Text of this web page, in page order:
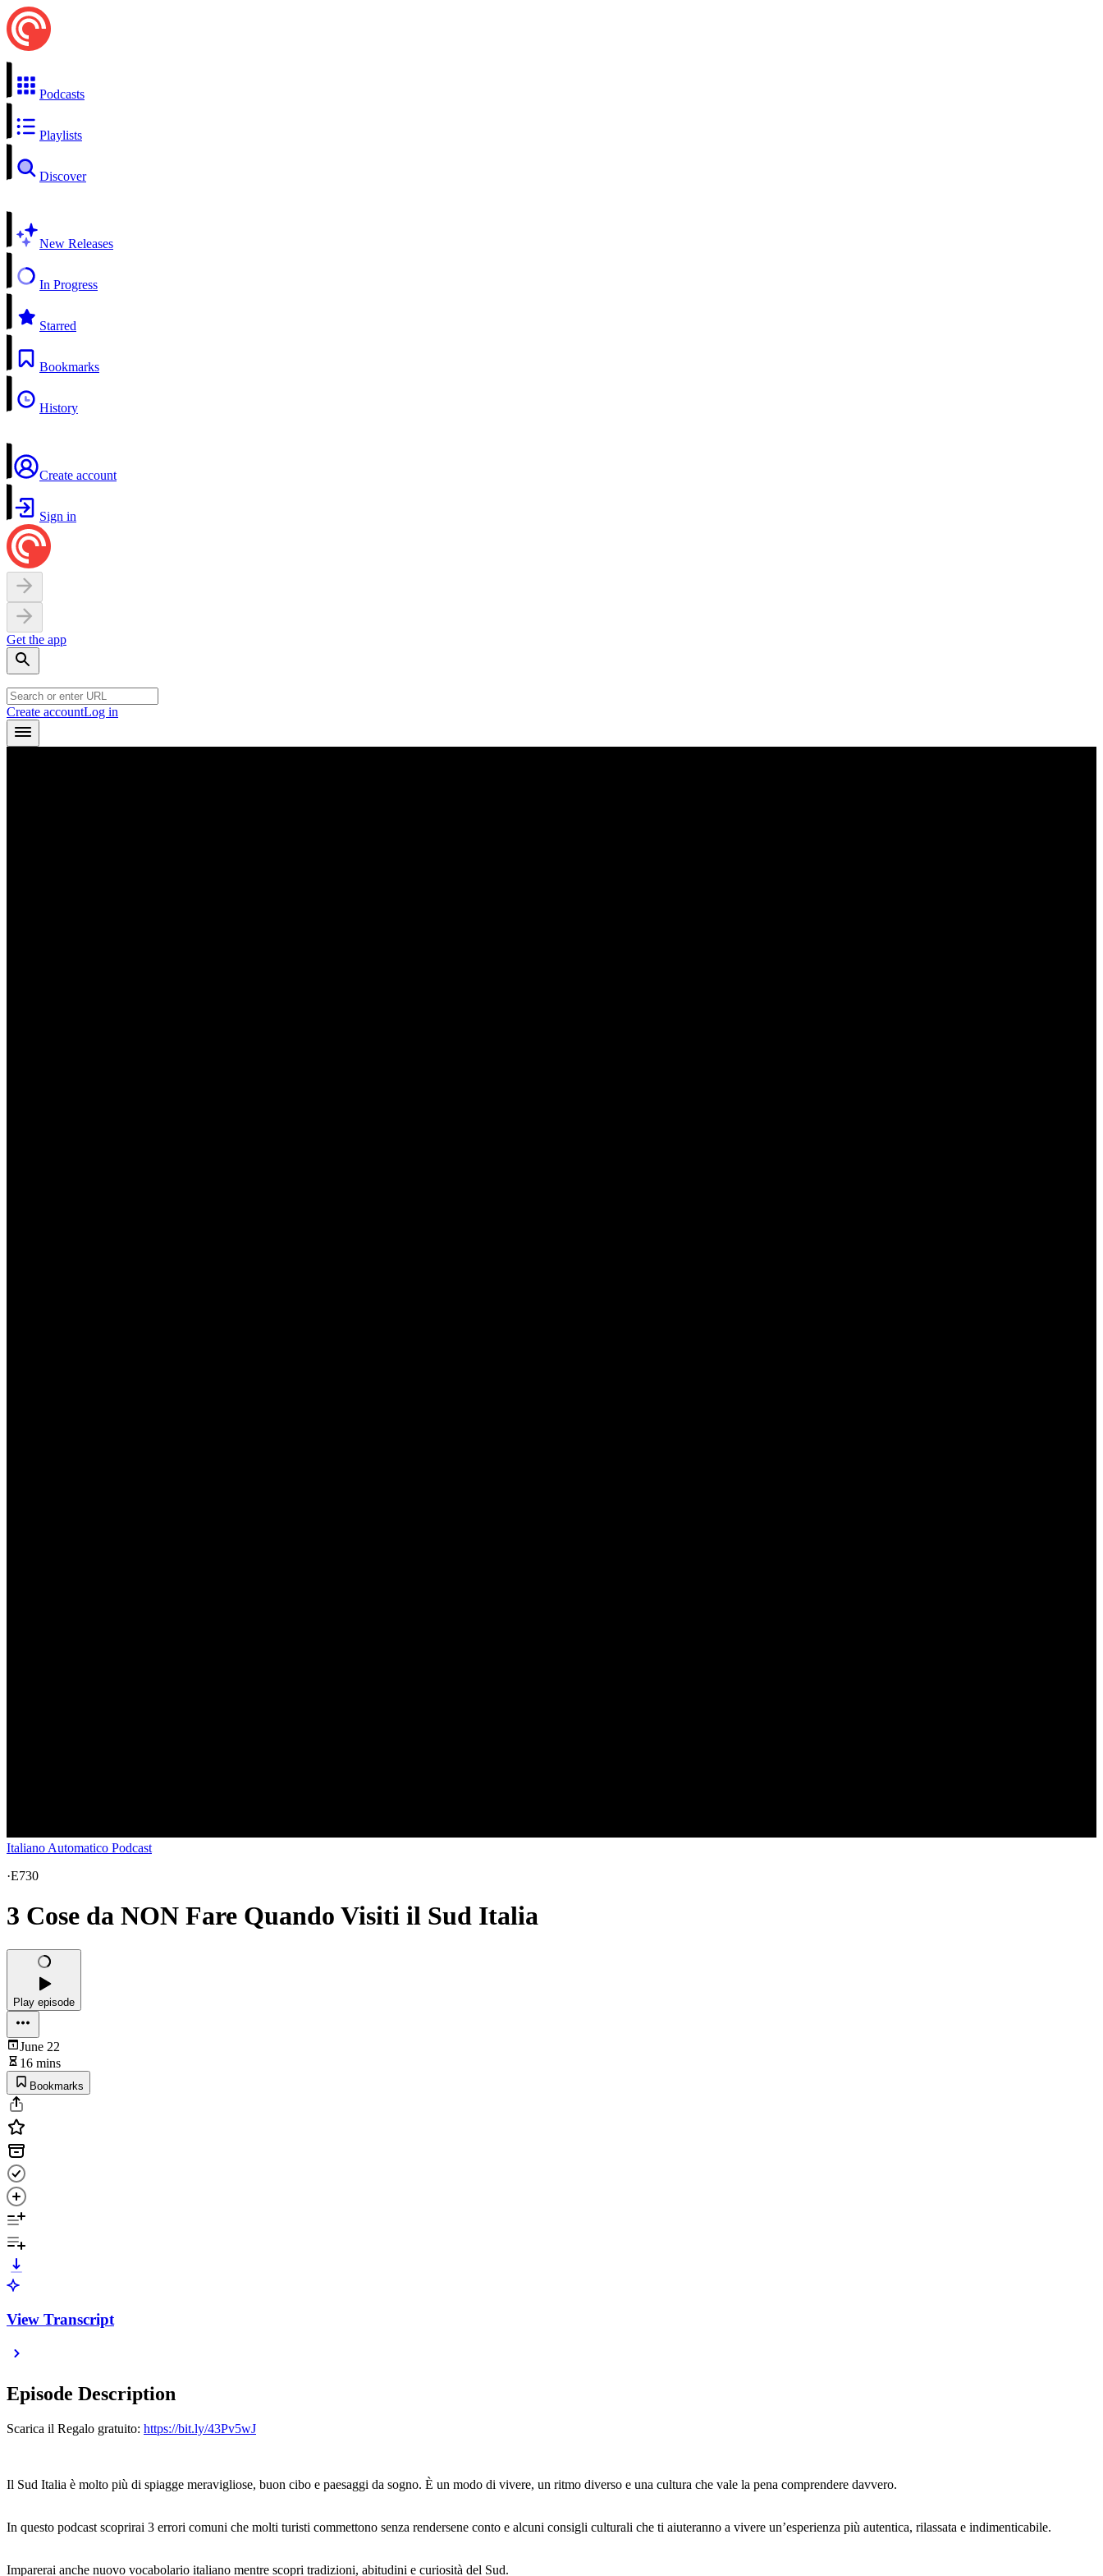
Podcasts
Playlists
Discover
New Releases
In Progress
Starred
Bookmarks
History
Create account
Sign in
Get the app
Create accountLog in
Italiano Automatico Podcast
·E730
3 Cose da NON Fare Quando Visiti il Sud Italia
Play episode
June 22
16 mins
Bookmarks
View Transcript
Episode Description
Scarica il Regalo gratuito: https://bit.ly/43Pv5wJ
Il Sud Italia è molto più di spiagge meravigliose, buon cibo e paesaggi da sogno. È un modo di vivere, un ritmo diverso e una cultura che vale la pena comprendere davvero.
In questo podcast scoprirai 3 errori comuni che molti turisti commettono senza rendersene conto e alcuni consigli culturali che ti aiuteranno a vivere un’esperienza più autentica, rilassata e indimenticabile.
Imparerai anche nuovo vocabolario italiano mentre scopri tradizioni, abitudini e curiosità del Sud.